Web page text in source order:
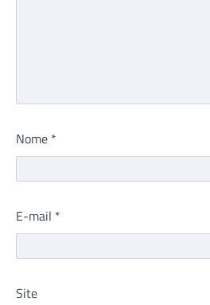
Nome *
E-mail *
Site